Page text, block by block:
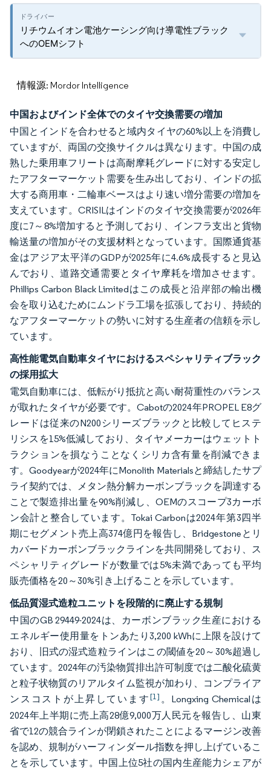
リチウムイオン電池ケーシング向け導電性ブラック
へのOEMシフト
情報源: Mordor Intelligence
中国およびインド全体でのタイヤ交換需要の増加
中国とインドを合わせると域内タイヤの60%以上を消費し
ていますが、両国の交換サイクルは異なります。中国の成
熟した乗用車フリートは高耐摩耗グレードに対する安定し
たアフターマーケット需要を生み出しており、インドの拡
大する商用車・二輪車ベースはより速い増分需要の増加を
支えています。CRISILはインドのタイヤ交換需要が2026年
度に7～8%増加すると予測しており、インフラ支出と貨物
輸送量の増加がその支援材料となっています。国際通貨基
金はアジア太平洋のGDPが2025年に4.6%成長すると見込
んでおり、道路交通需要とタイヤ摩耗を増加させます。
Phillips Carbon Black Limitedはこの成長と沿岸部の輸出機
会を取り込むためにムンドラ工場を拡張しており、持続的
なアフターマーケットの勢いに対する生産者の信頼を示し
ています。
高性能電気自動車タイヤにおけるスペシャリティブラック
の採用拡大
電気自動車には、低転がり抵抗と高い耐荷重性のバランス
が取れたタイヤが必要です。Cabotの2024年PROPEL E8グ
レードは従来のN200シリーズブラックと比較してヒステ
リシスを15%低減しており、タイヤメーカーはウェットト
ラクションを損なうことなくシリカ含有量を削減できま
す。Goodyearが2024年にMonolith Materialsと締結したサプ
ライ契約では、メタン熱分解カーボンブラックを調達する
ことで製造排出量を90%削減し、OEMのスコープ3カーボ
ン会計と整合しています。Tokai Carbonは2024年第3四半
期にセグメント売上高374億円を報告し、Bridgestoneとリ
カバードカーボンブラックラインを共同開発しており、ス
ペシャリティグレードが数量では5%未満であっても平均
販売価格を20～30%引き上げることを示しています。
低品質湿式造粒ユニットを段階的に廃止する規制
中国のGB 29449-2024は、カーボンブラック生産における
エネルギー使用量をトンあたり3,200 kWhに上限を設けて
おり、旧式の湿式造粒ラインはこの閾値を20～30%超過し
ています。2024年の汚染物質排出許可制度では二酸化硫黄
と粒子状物質のリアルタイム監視が加わり、コンプライア
ンスコストが上昇しています[1] 。Longxing Chemicalは
2024年上半期に売上高28億9,000万人民元を報告し、山東
省で12の競合ラインが閉鎖されたことによるマージン改善
を認め、規制がハーフィンダール指数を押し上げているこ
とを示しています。中国上位5社の国内生産能力シェアが